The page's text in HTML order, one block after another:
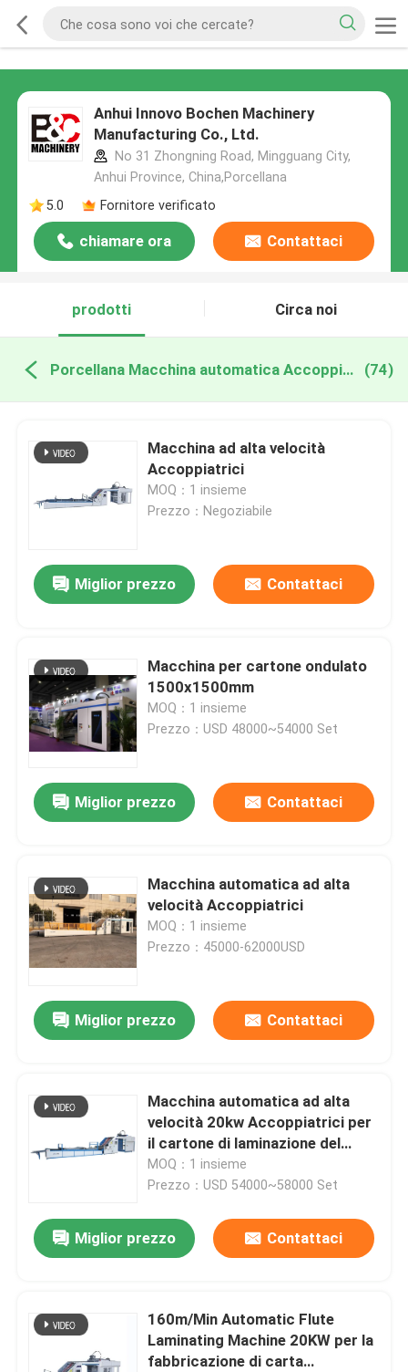
Anhui Innovo Bochen Machinery
Manufacturing Co., Ltd.
No 31 Zhongning Road, Mingguang City,
Anhui Province, China,Porcellana
5.0
Fornitore verificato
chiamare ora Contattaci
prodotti Circa noi
Porcellana Macchina automatica Accoppiatrici (74)
Macchina ad alta velocità
Accoppiatrici
MOQ：1 insieme
Prezzo：Negoziabile
Miglior prezzo Contattaci
Macchina per cartone ondulato
1500x1500mm
MOQ：1 insieme
Prezzo：USD 48000~54000 Set
Miglior prezzo Contattaci
Macchina automatica ad alta
velocità Accoppiatrici
MOQ：1 insieme
Prezzo：45000-62000USD
Miglior prezzo Contattaci
Macchina automatica ad alta
velocità 20kw Accoppiatrici per
il cartone di laminazione del
cartone
MOQ：1 insieme
Prezzo：USD 54000~58000 Set
Miglior prezzo Contattaci
160m/Min Automatic Flute
Laminating Machine 20KW per la
fabbricazione di carta